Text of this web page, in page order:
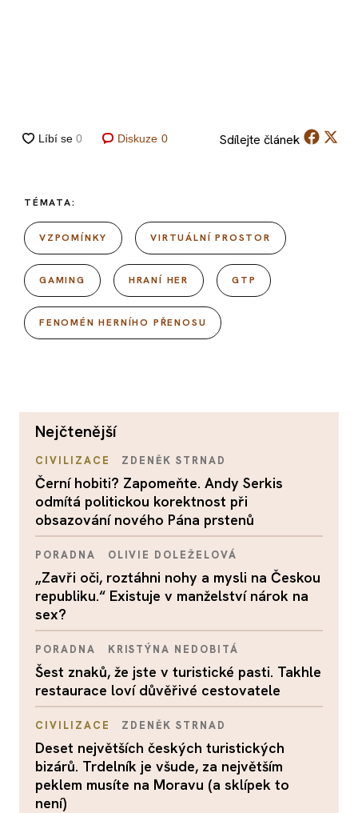
Diskuze 0 Sdílejte článek
TÉMATA:
VZPOMÍNKY VIRTUÁLNÍ PROSTOR
GAMING HRANÍ HER GTP
FENOMÉN HERNÍHO PŘENOSU
nejčtenější
CIVILIZACE ZDENĚK STRNAD
Černí hobiti? Zapomeňte. Andy Serkis
odmítá politickou korektnost při
obsazování nového Pána prstenů
PORADNA OLIVIE DOLEŽELOVÁ
„Zavři oči, roztáhni nohy a mysli na Českou
republiku.“ Existuje v manželství nárok na
sex?
PORADNA KRISTÝNA NEDOBITÁ
Šest znaků, že jste v turistické pasti. Takhle
restaurace loví důvěřivé cestovatele
CIVILIZACE ZDENĚK STRNAD
Deset největších českých turistických
bizárů. Trdelník je všude, za největším
peklem musíte na Moravu (a sklípek to
není)